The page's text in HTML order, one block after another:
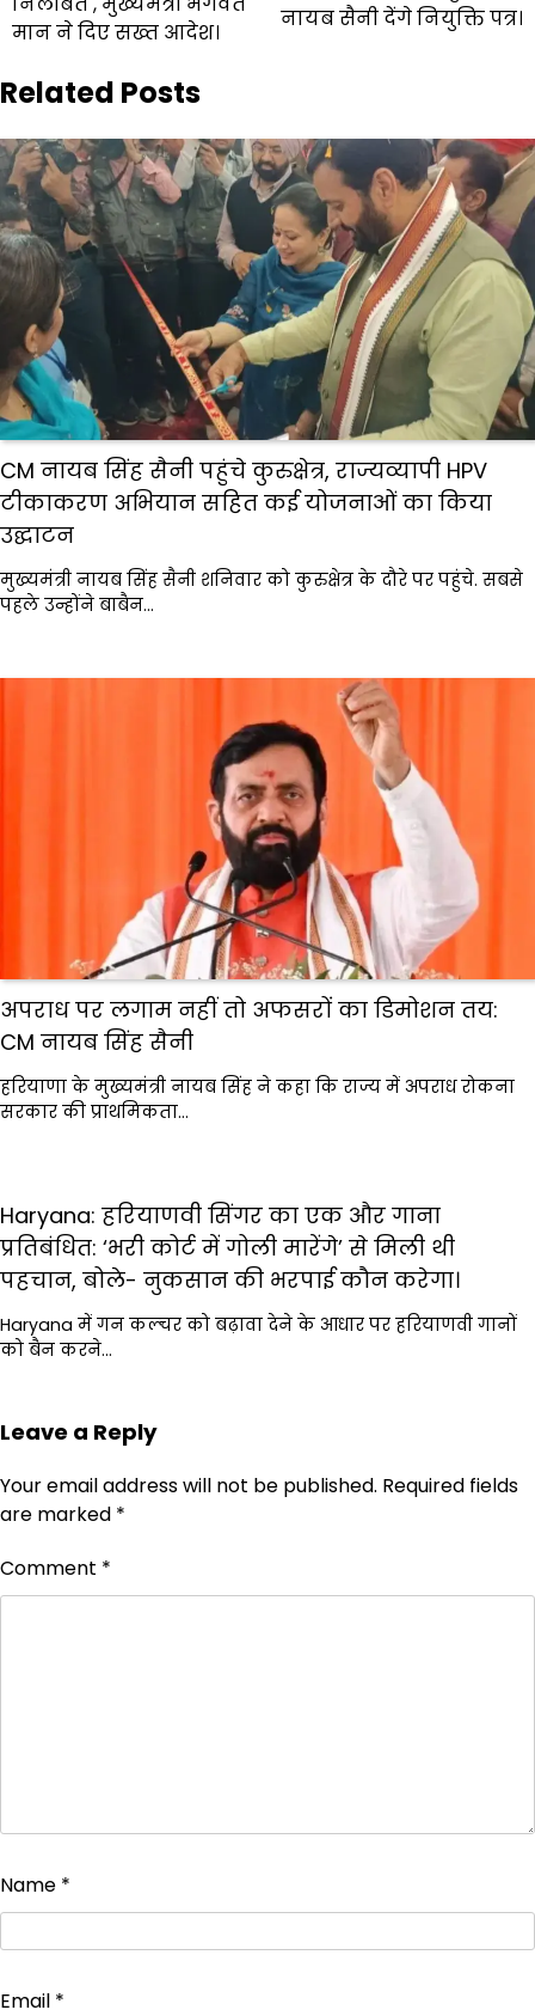
मान ने दिए सख्त आदेश।
नायब सैनी देंगे नियुक्ति पत्र।
Related Posts
CM नायब सिंह सैनी पहुंचे कुरुक्षेत्र, राज्यव्यापी HPV
टीकाकरण अभियान सहित कई योजनाओं का किया
उद्घाटन
मुख्यमंत्री नायब सिंह सैनी शनिवार को कुरुक्षेत्र के दौरे पर पहुंचे. सबसे
पहले उन्होंने बाबैन…
अपराध पर लगाम नहीं तो अफसरों का डिमोशन तय:
CM नायब सिंह सैनी
हरियाणा के मुख्यमंत्री नायब सिंह ने कहा कि राज्य में अपराध रोकना
सरकार की प्राथमिकता…
Haryana: हरियाणवी सिंगर का एक और गाना
प्रतिबंधित: ‘भरी कोर्ट में गोली मारेंगे’ से मिली थी
पहचान, बोले- नुकसान की भरपाई कौन करेगा।
Haryana में गन कल्चर को बढ़ावा देने के आधार पर हरियाणवी गानों
को बैन करने…
Leave a Reply
Your email address will not be published. Required fields
are marked *
Comment *
Name *
Email *